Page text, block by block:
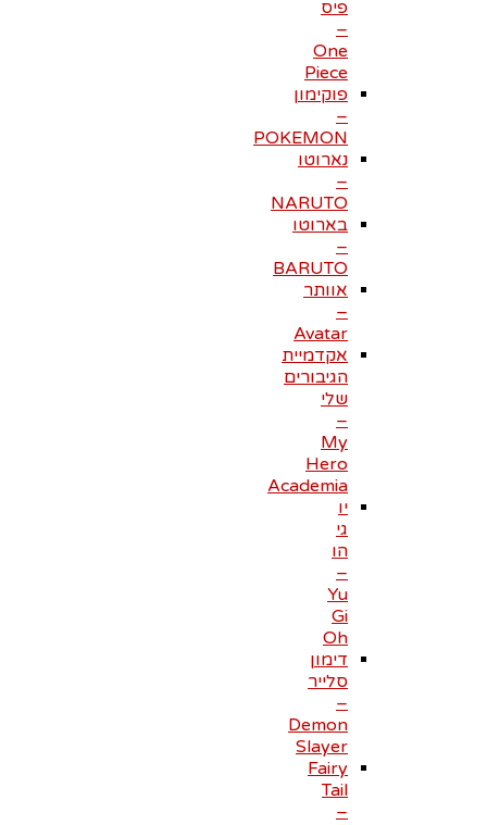
פיס
–
One
Piece
פוקימון
–
POKEMON
נארוטו
–
NARUTO
בארוטו
–
BARUTO
אוותר
–
Avatar
אקדמיית
הגיבורים
שלי
–
My
Hero
Academia
יו
גי
הו
–
Yu
Gi
Oh
דימון
סלייר
–
Demon
Slayer
Fairy
Tail
–